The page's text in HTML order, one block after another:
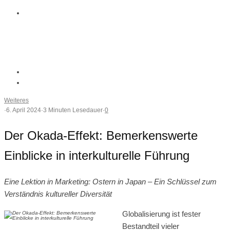
Weiteres
·6. April 2024·3 Minuten Lesedauer·0
Der Okada-Effekt: Bemerkenswerte
Einblicke in interkulturelle Führung
Eine Lektion in Marketing: Ostern in Japan – Ein Schlüssel zum
Verständnis kultureller Diversität
Globalisierung ist fester
Bestandteil vieler